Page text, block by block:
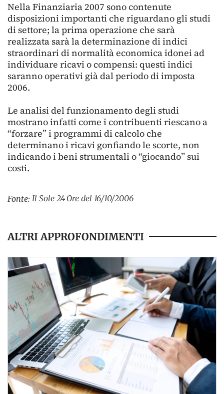
Nella Finanziaria 2007 sono contenute
disposizioni importanti che riguardano gli studi
di settore; la prima operazione che sarà
realizzata sarà la determinazione di indici
straordinari di normalità economica idonei ad
individuare ricavi o compensi: questi indici
saranno operativi già dal periodo di imposta
2006.
Le analisi del funzionamento degli studi
mostrano infatti come i contribuenti riescano a
“forzare” i programmi di calcolo che
determinano i ricavi gonfiando le scorte, non
indicando i beni strumentali o “giocando” sui
costi.
Fonte: Il Sole 24 Ore del 16/10/2006
ALTRI APPROFONDIMENTI